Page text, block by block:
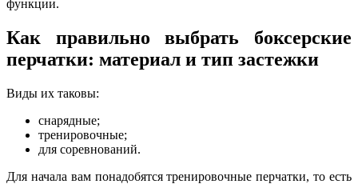
функции.
Как правильно выбрать боксерские
перчатки: материал и тип застежки
Виды их таковы:
снарядные;
тренировочные;
для соревнований.
Для начала вам понадобятся тренировочные перчатки, то есть